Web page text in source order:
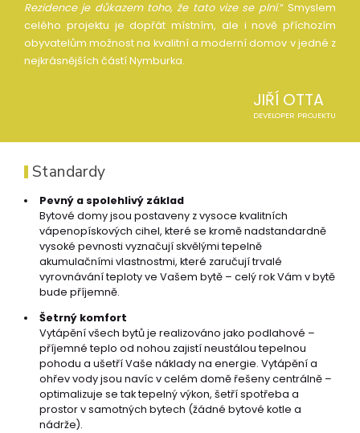
Rezidence je důkazem toho, že tato vize se plní.“ Smyslem
celého projektu je dopřát místním, ale i nově příchozím
obyvatelům možnost na kvalitní a moderní domov v jedné z
nejkrásnějších částí Nymburka.
JIŘÍ OTTA
DEVELOPER PROJEKTU
Standardy
Pevný a spolehlivý základ
Bytové domy jsou postaveny z vysoce kvalitních
vápenopískových cihel, které se kromě nadstandardně
vysoké pevnosti vyznačují skvělými tepelně
akumulačními vlastnostmi, které zaručují trvalé
vyrovnávání teploty ve Vašem bytě – celý rok Vám v bytě
bude příjemně.
Šetrný komfort
Vytápění všech bytů je realizováno jako podlahové –
příjemné teplo od nohou zajistí neustálou tepelnou
pohodu a ušetří Vaše náklady na energie. Vytápění a
ohřev vody jsou navíc v celém domě řešeny centrálně –
optimalizuje se tak tepelný výkon, šetří spotřeba a
prostor v samotných bytech (žádné bytové kotle a
nádrže).